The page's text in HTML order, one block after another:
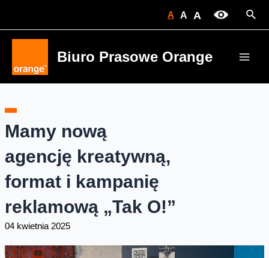
A A A
Biuro Prasowe Orange
Mamy nową
agencję kreatywną,
format i kampanię
reklamową „Tak O!”
04 kwietnia 2025